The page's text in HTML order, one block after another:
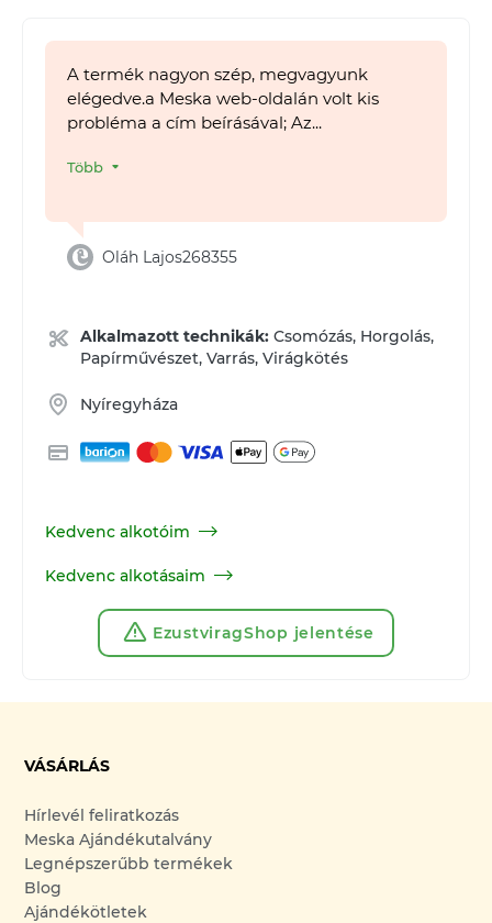
A termék nagyon szép, megvagyunk
elégedve.a Meska web-oldalán volt kis
probléma a cím beírásával; Az...
Több
Oláh Lajos268355
Alkalmazott technikák: Csomózás, Horgolás,
Papírművészet, Varrás, Virágkötés
Nyíregyháza
Kedvenc alkotóim
Kedvenc alkotásaim
EzustviragShop jelentése
VÁSÁRLÁS
Hírlevél feliratkozás
Meska Ajándékutalvány
Legnépszerűbb termékek
Blog
Ajándékötletek